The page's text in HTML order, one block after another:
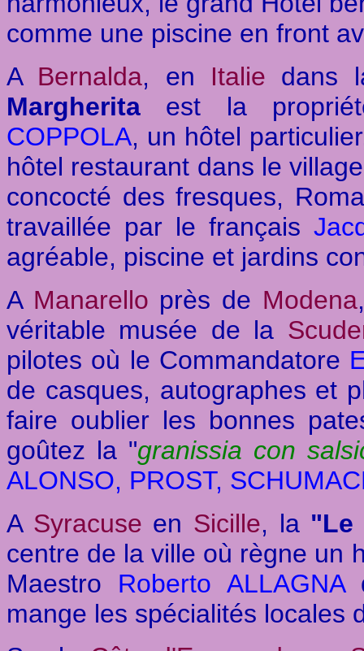
comme une piscine en front
A Bernalda, en Italie dans
Margherita est la
COPPOLA, un hôtel
hôtel restaurant dans le
concocté des fresques,
travaillée par le français
agréable, piscine et jardins
A Manarello près de Modena
véritable musée de la
pilotes où le Commandatore
de casques, autographes et
faire oublier les bonnes
goûtez la "granissia con
ALONSO, PROST,
A Syracuse en Sicille, la "Le
centre de la ville où règne un
Maestro Roberto ALLAGNA
mange les spécialités locales